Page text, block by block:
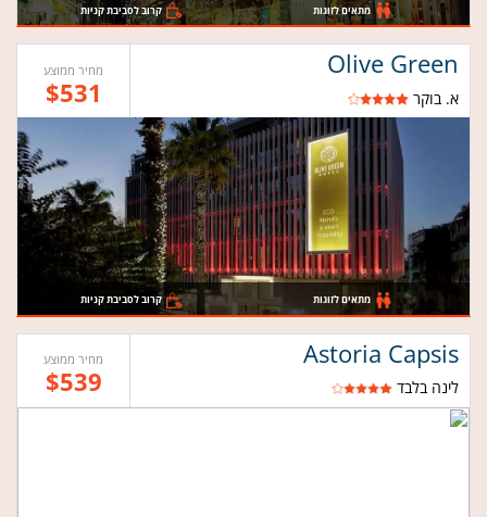
מתאים לזוגות קרוב לסביבת קניות
Olive Green
א. בוקר
מחיר ממוצע
$531
מתאים לזוגות קרוב לסביבת קניות
Astoria Capsis
לינה בלבד
מחיר ממוצע
$539